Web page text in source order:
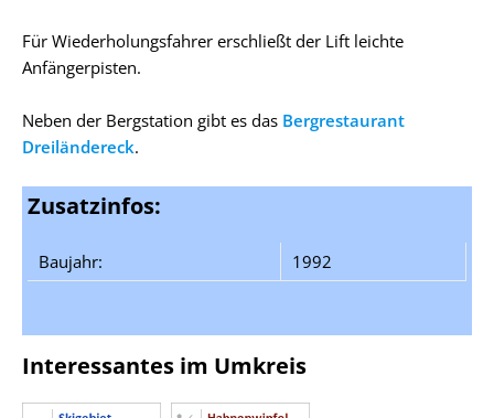
Für Wiederholungsfahrer erschließt der Lift leichte
Anfängerpisten.
Neben der Bergstation gibt es das Bergrestaurant
Dreiländereck.
Zusatzinfos:
Baujahr: 1992
Interessantes im Umkreis